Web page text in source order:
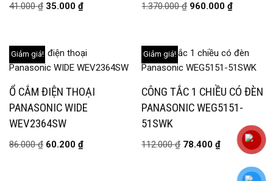
41.000₫ 35.000 ₫ 1.370.000₫ 960.000₫
Giảm giá!
Ổ CẮM ĐIỆN THOẠI
PANASONIC WIDE
WEV2364SW
86.000₫ 60.200 ₫
Giảm giá!
CÔNG TẮC 1 CHIỀU CÓ ĐÈN
PANASONIC WEG5151-
51SWK
112.000₫ 78.400₫